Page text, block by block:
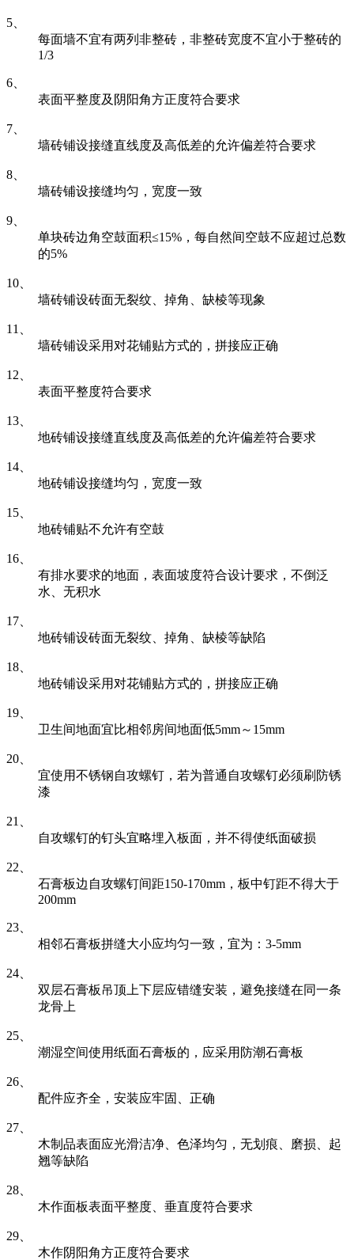
5、
每面墙不宜有两列非整砖，非整砖宽度不宜小于整砖的
1/3
6、
表面平整度及阴阳角方正度符合要求
7、
墙砖铺设接缝直线度及高低差的允许偏差符合要求
8、
墙砖铺设接缝均匀，宽度一致
9、
单块砖边角空鼓面积≤15%，每自然间空鼓不应超过总数
的5%
10、
墙砖铺设砖面无裂纹、掉角、缺棱等现象
11、
墙砖铺设采用对花铺贴方式的，拼接应正确
12、
表面平整度符合要求
13、
地砖铺设接缝直线度及高低差的允许偏差符合要求
14、
地砖铺设接缝均匀，宽度一致
15、
地砖铺贴不允许有空鼓
16、
有排水要求的地面，表面坡度符合设计要求，不倒泛
水、无积水
17、
地砖铺设砖面无裂纹、掉角、缺棱等缺陷
18、
地砖铺设采用对花铺贴方式的，拼接应正确
19、
卫生间地面宜比相邻房间地面低5mm～15mm
20、
宜使用不锈钢自攻螺钉，若为普通自攻螺钉必须刷防锈
漆
21、
自攻螺钉的钉头宜略埋入板面，并不得使纸面破损
22、
石膏板边自攻螺钉间距150-170mm，板中钉距不得大于
200mm
23、
相邻石膏板拼缝大小应均匀一致，宜为：3-5mm
24、
双层石膏板吊顶上下层应错缝安装，避免接缝在同一条
龙骨上
25、
潮湿空间使用纸面石膏板的，应采用防潮石膏板
26、
配件应齐全，安装应牢固、正确
27、
木制品表面应光滑洁净、色泽均匀，无划痕、磨损、起
翘等缺陷
28、
木作面板表面平整度、垂直度符合要求
29、
木作阴阳角方正度符合要求